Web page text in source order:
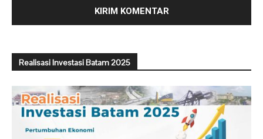
Realisasi Investasi Batam 2025